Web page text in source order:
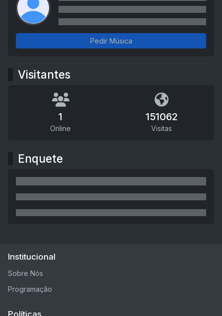
Pedir Música
Visitantes
1
Online
151062
Visitas
Enquete
Institucional
Sobre Nós
Programação